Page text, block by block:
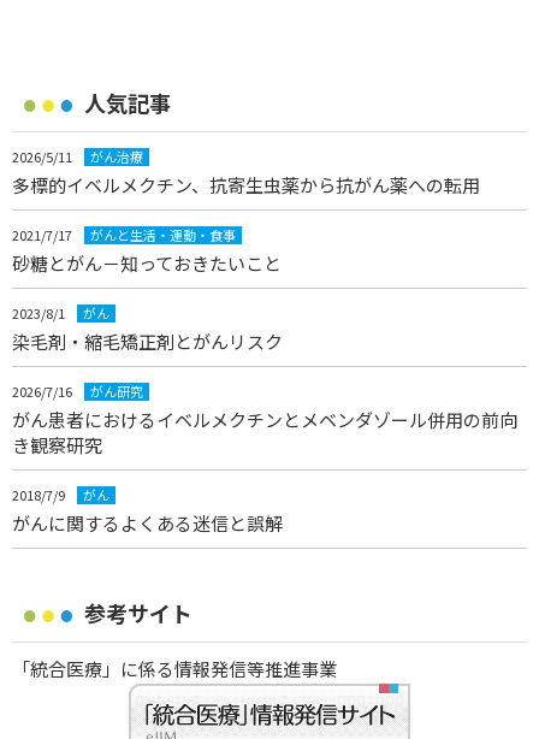
人気記事
2026/5/11 がん治療
多標的イベルメクチン、抗寄生虫薬から抗がん薬への転用
2021/7/17 がんと生活・運動・食事
砂糖とがん－知っておきたいこと
2023/8/1 がん
染毛剤・縮毛矯正剤とがんリスク
2026/7/16 がん研究
がん患者におけるイベルメクチンとメベンダゾール併用の前向
き観察研究
2018/7/9 がん
がんに関するよくある迷信と誤解
参考サイト
「統合医療」に係る情報発信等推進事業